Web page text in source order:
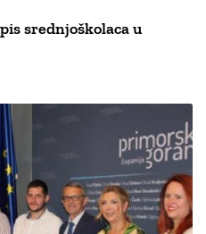
srednjoškolaca u